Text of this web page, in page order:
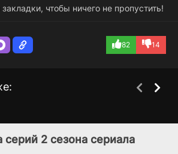
чтобы ничего не пропустить!
82 14
2 сезона сериала